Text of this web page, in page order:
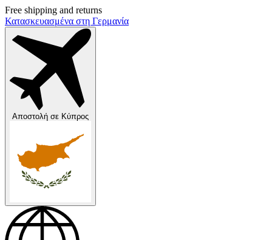
Free shipping and returns
Κατασκευασμένα στη Γερμανία
Αποστολή σε Κύπρος